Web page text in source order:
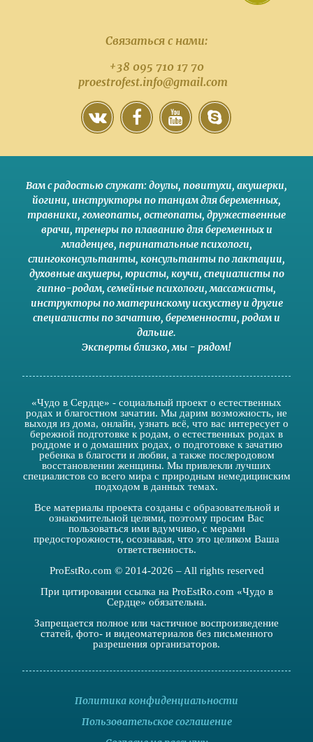
Связаться с нами:
+38 095 710 17 70
proestrofest.info@gmail.com
Вам с радостью служат:доулы, повитухи, акушерки,
йогини, инструкторы по танцам для беременных,
травники, гомеопаты, остеопаты, дружественные
врачи, тренеры по плаванию для беременных и
младенцев, перинатальные психологи,
слингоконсультанты, консультанты по лактации,
духовные акушеры, юристы, коучи, специалисты по
гипно-родам, семейные психологи,массажисты,
инструкторы по материнскому искусствуи другие
специалисты по зачатию, беременности, родами
дальше.
Эксперты близко,мы - рядом!
«Чудо в Сердце» - социальный проект о естественных
родах и благостном зачатии. Мы дарим возможность, не
выходя из дома, онлайн, узнать всё, что вас интересует о
бережной подготовке к родам, о естественных родах в
роддоме и о домашних родах, о подготовке к зачатию
ребенка в благости и любви, а также послеродовом
восстановлении женщины. Мы привлекли лучших
специалистов со всего мира с природным немедицинским
подходом в данных темах.
Все материалы проекта созданы с образовательной и
ознакомительной целями, поэтому просим Вас
пользоваться ими вдумчиво, с мерами
предосторожности, осознавая, что это целиком Ваша
ответственность.
ProEstRo.com © 2014-2026 – All rights reserved
При цитировании ссылка на ProEstRo.com «Чудо в
Сердце» обязательна.
Запрещается полное или частичное воспроизведение
статей, фото- и видеоматериалов без письменного
разрешения организаторов.
Политика конфиденциальности
Пользовательское соглашение